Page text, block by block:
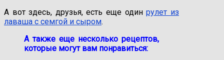
А вот здесь, друзья, есть еще одинрулет из
лаваша с семгой и сыром.
А также еще несколько рецептов,
которые могут вам понравиться: